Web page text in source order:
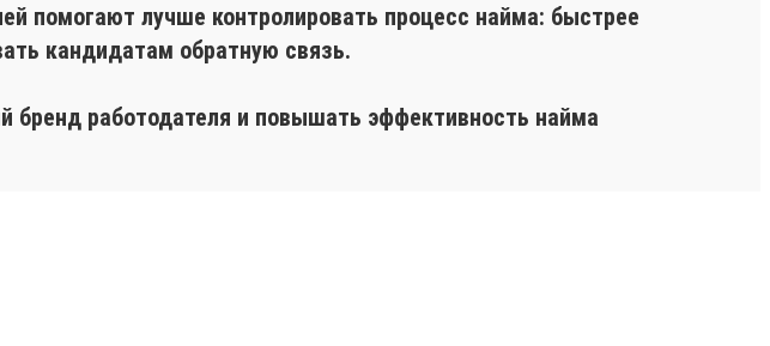
помогают лучше контролировать процесс найма: быстрее
кандидатам обратную связь.
бренд работодателя и повышать эффективность найма